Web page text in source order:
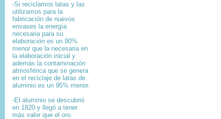
-Si reciclamos latas y las
utilizamos para la
fabricación de nuevos
envases la energía
necesaria para su
elaboración es un 90%
menor que la necesaria en
la elaboración inicial y
además la contaminación
atmosférica que se genera
en el reciclaje de latas de
aluminio es un 95% menor.
-El aluminio se descubrió
en 1820 y llegó a tener
más valor que el oro.